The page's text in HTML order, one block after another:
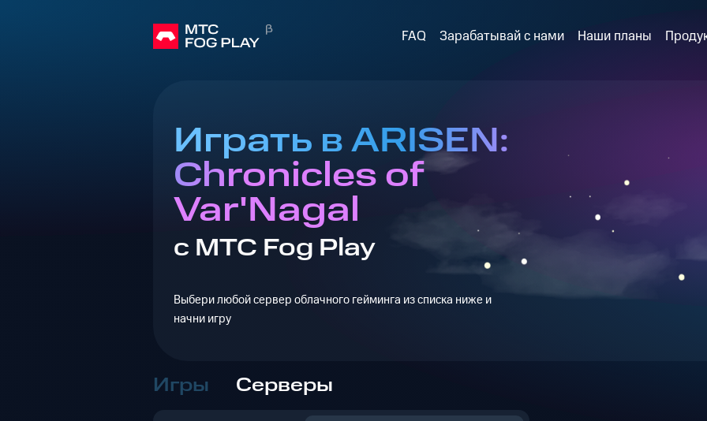
FAQ Зарабатывай с нами Наши планы
Играть в ARISEN:
Chronicles of
Var'Nagal
с МТС Fog Play
Выбери любой сервер облачного гейминга из списка ниже и
начни игру
Игры Серверы